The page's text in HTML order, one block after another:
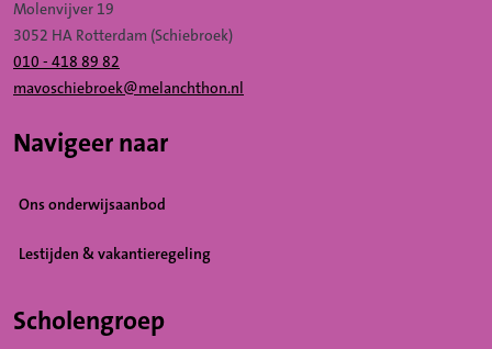
Molenvijver 19
3052 HA Rotterdam (Schiebroek)
010 - 418 89 82
mavoschiebroek@melanchthon.nl
Navigeer naar
Ons onderwijsaanbod
Lestijden & vakantieregeling
Scholengroep